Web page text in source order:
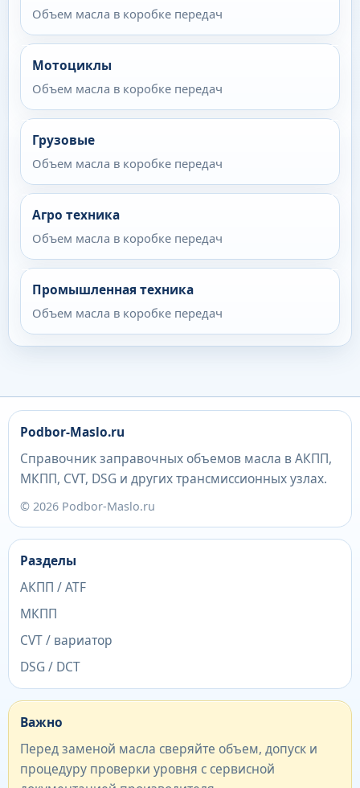
Объем масла в коробке передач
Мотоциклы
Объем масла в коробке передач
Грузовые
Объем масла в коробке передач
Агро техника
Объем масла в коробке передач
Промышленная техника
Объем масла в коробке передач
Podbor-Maslo.ru
Справочник заправочных объемов масла в АКПП,
МКПП, CVT, DSG и других трансмиссионных узлах.
© 2026 Podbor-Maslo.ru
Разделы
АКПП / ATF
МКПП
CVT / вариатор
DSG / DCT
Важно
Перед заменой масла сверяйте объем, допуск и
процедуру проверки уровня с сервисной